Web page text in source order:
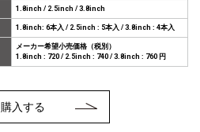
1.8inch / 2.5inch / 3.8inch
1.8inch: 6本入 / 2.5inch : 5本入 / 3.8inch : 4本入
メーカー希望小売価格（税別）
1.8inch : 720 / 2.5inch : 740 / 3.8inch : 760 円
購入する